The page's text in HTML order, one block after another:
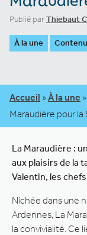
Publié parThiebaut
À la une
Accueil » À la une »
Maraudière pour
La Maraudière :
aux plaisirs de la
Valentin, les
Nichée dans une
Ardennes, La
la convivialité. Ce